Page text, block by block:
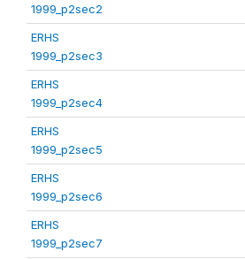
1999_p2sec2
ERHS
1999_p2sec3
ERHS
1999_p2sec4
ERHS
1999_p2sec5
ERHS
1999_p2sec6
ERHS
1999_p2sec7